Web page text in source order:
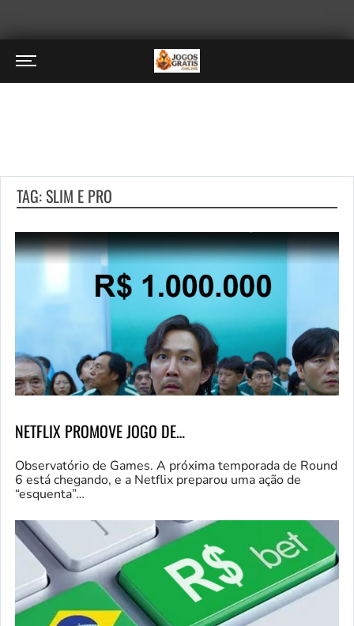
TAG: SLIM E PRO
NETFLIX PROMOVE JOGO DE…
Observatório de Games. A próxima temporada de Round
6 está chegando, e a Netflix preparou uma ação de
“esquenta”…